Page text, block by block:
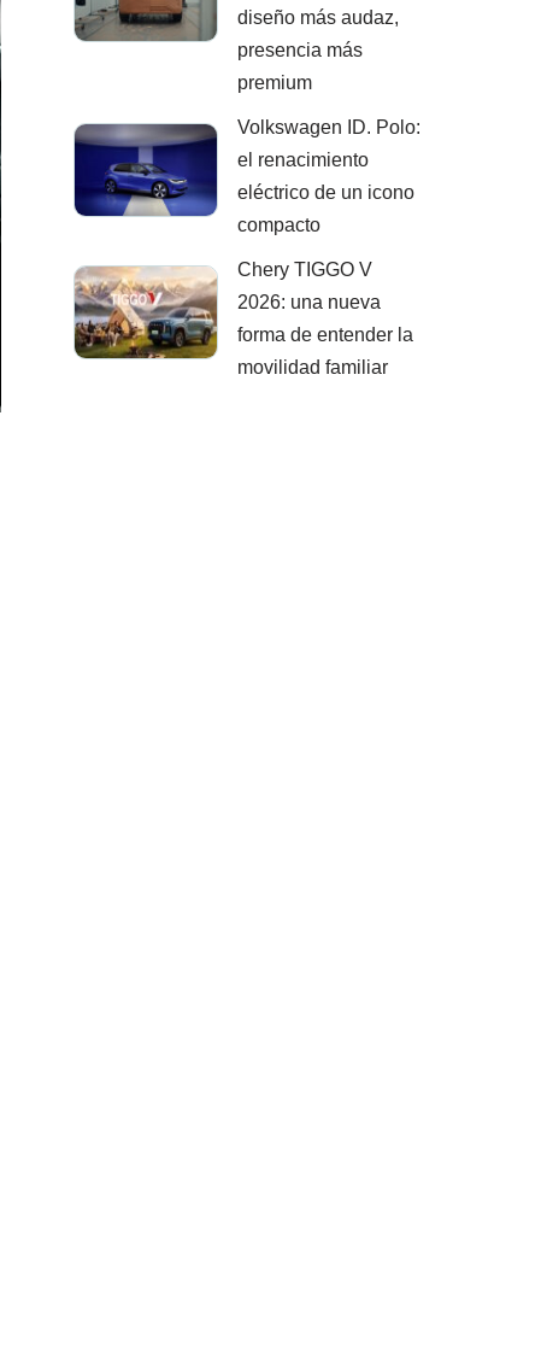
diseño más audaz,
presencia más
premium
Volkswagen ID. Polo:
el renacimiento
eléctrico de un icono
compacto
Chery TIGGO V
2026: una nueva
forma de entender la
movilidad familiar